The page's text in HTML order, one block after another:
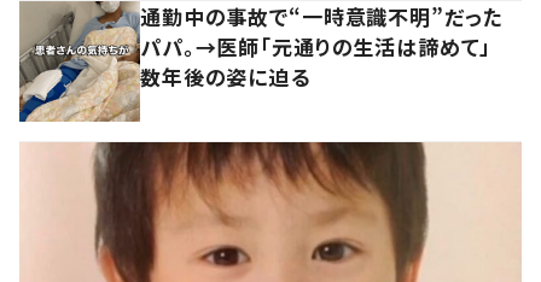
通勤中の事故で“一時意識不明”だった
パパ。→医師「元通りの生活は諦めて」
数年後の姿に迫る